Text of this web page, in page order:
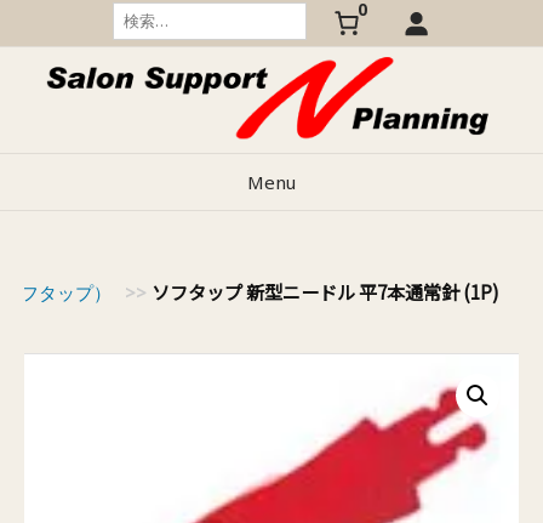
to
content
検
索:
0
Menu
タップ） >> ソフタップ 新型ニードル 平7本通常針 (1P)